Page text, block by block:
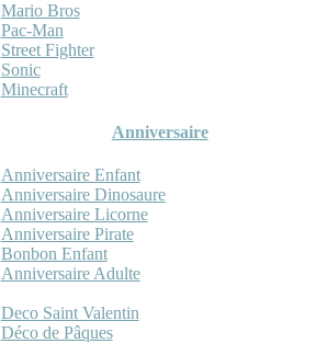
Mario Bros
Pac-Man
Street Fighter
Sonic
Minecraft
Anniversaire
Anniversaire Enfant
Anniversaire Dinosaure
Anniversaire Licorne
Anniversaire Pirate
Bonbon Enfant
Anniversaire Adulte
Deco Saint Valentin
Déco de Pâques